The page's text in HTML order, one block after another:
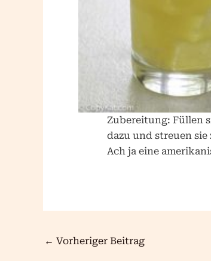
Zubereitung: Füllen
dazu und streuen sie
Ach ja eine
← Vorheriger Beitrag